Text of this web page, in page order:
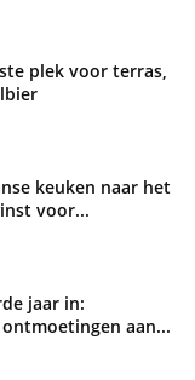
plek voor terras,
keuken naar het
voor...
jaar in:
aan...